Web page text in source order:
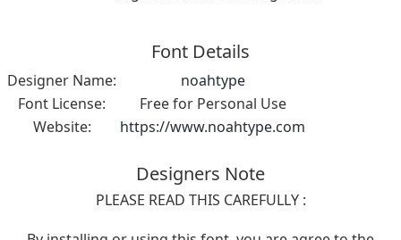
Font Details
Designer Name:
noahtype
Font License:
Free for Personal Use
Website:
https://www.noahtype.com
Designers Note
PLEASE READ THIS CAREFULLY :